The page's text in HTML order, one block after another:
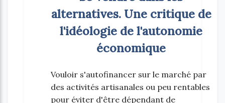
alternatives. Une critique de
l'idéologie de l'autonomie
économique
Vouloir s'autofinancer sur le marché par
des activités artisanales ou peu rentables
pour éviter d'être dépendant de